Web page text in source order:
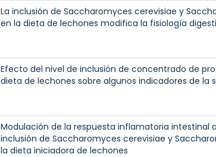
La inclusión de Saccharomyces cerevisiae y
en la dieta de lechones modifica la fisiología
Efecto del nivel de inclusión de concentrado de
dieta de lechones sobre algunos indicadores de la
Modulación de la respuesta inflamatoria intestinal
inclusión de Saccharomyces cerevisiae y
la dieta iniciadora de lechones